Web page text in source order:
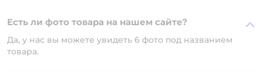
Есть ли фото товара на нашем сайте?
Да, у нас вы можете увидеть 6 фото под названием
товара.